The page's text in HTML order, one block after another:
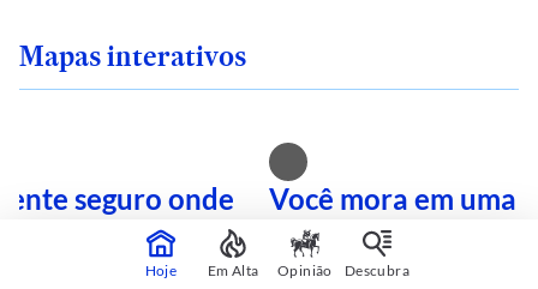
Mapas interativos
seguro onde
Veja quais são
perigosas
Você mora em uma
calor? Consulte sua
mapa interativo
Hoje Em Alta Opinião Descubra